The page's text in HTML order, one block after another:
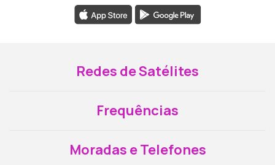
Redes de Satélites
Frequências
Moradas e Telefones